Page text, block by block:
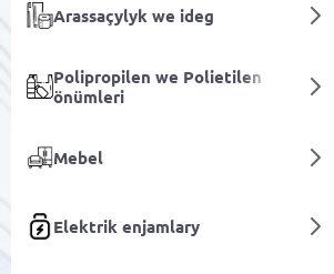
Arassaçylyk we ideg
Polipropilen we Polietilen
önümleri
Mebel
Elektrik enjamlary